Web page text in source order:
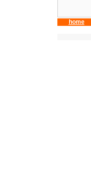
home